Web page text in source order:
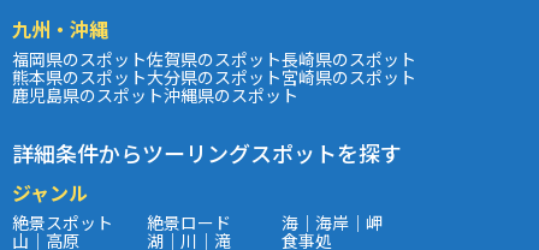
九州・沖縄
福岡県のスポット佐賀県のスポット長崎県のスポット
熊本県のスポット大分県のスポット宮崎県のスポット
鹿児島県のスポット沖縄県のスポット
詳細条件からツーリングスポットを探す
ジャンル
絶景スポット 絶景ロード 海｜海岸｜岬
山｜高原 湖｜川｜滝 食事処